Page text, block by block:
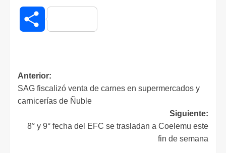
Compartir
Anterior:
SAG fiscalizó venta de carnes en supermercados y
carnicerías de Ñuble
Siguiente:
8° y 9° fecha del EFC se trasladan a Coelemu este
fin de semana